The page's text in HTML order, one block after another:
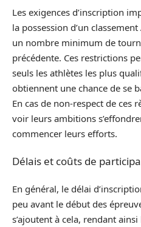
Les exigences d’inscription
la possession d’un
un nombre minimum de
précédente. Ces restrictions
seuls les athlètes les plus
obtiennent une chance de se
En cas de non-respect de ces
voir leurs ambitions
commencer leurs efforts.
Délais et coûts de
En général, le délai
peu avant le début des
s’ajoutent à cela, rendant